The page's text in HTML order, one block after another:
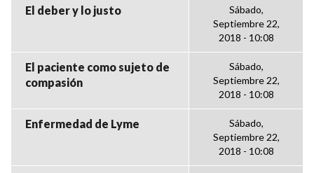
El deber y lo justo
Sábado,
Septiembre 22,
2018 - 10:08
El paciente como sujeto de
compasión
Sábado,
Septiembre 22,
2018 - 10:08
Enfermedad de Lyme
Sábado,
Septiembre 22,
2018 - 10:08